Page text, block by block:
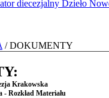
diecezjalny Dzieło
/ DOKUMENTY
Krakowska
- Rozkład Materiału